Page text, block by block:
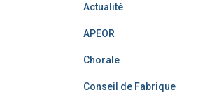
Actualité
APEOR
Chorale
Conseil de Fabrique